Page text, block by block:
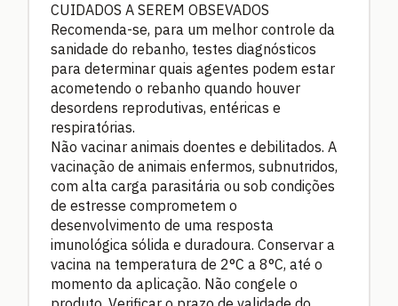
CUIDADOS A SEREM OBSEVADOS
Recomenda-se, para um melhor controle da
sanidade do rebanho, testes diagnósticos
para determinar quais agentes podem estar
acometendo o rebanho quando houver
desordens reprodutivas, entéricas e
respiratórias.
Não vacinar animais doentes e debilitados. A
vacinação de animais enfermos, subnutridos,
com alta carga parasitária ou sob condições
de estresse comprometem o
desenvolvimento de uma resposta
imunológica sólida e duradoura. Conservar a
vacina na temperatura de 2°C a 8°C, até o
momento da aplicação. Não congele o